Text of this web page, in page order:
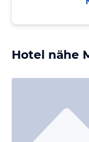
Hotel nähe